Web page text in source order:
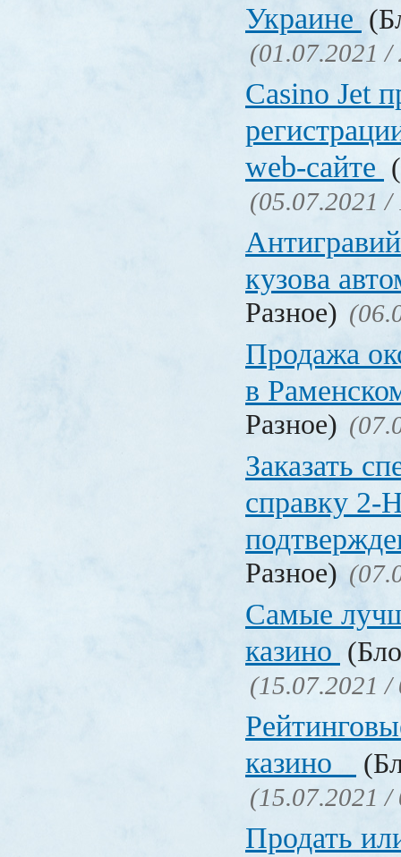
Украине
(01.07.2021 /
Сasino Jet
web-сайте
(05.07.2021 /
кузова
Разное)
Продажа
в
Разное)
Заказать
справку
Разное)
Самые
казино
(15.07.2021 /
казино
(15.07.2021 /
Продать